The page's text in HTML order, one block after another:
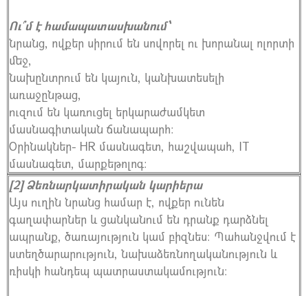
Ու՞մ է համապատասխանում՝
նրանց, ովքեր սիրում են սովորել ու խորանալ ոլորտի
մեջ,
նախընտրում են կայուն, կանխատեսելի
առաջընթաց,
ուզում են կառուցել երկարաժամկետ
մասնագիտական ճանապարհ։
Օրինակներ- HR մասնագետ, հաշվապահ, IT
մասնագետ, մարքեթոլոգ։
[2] Ձեռնարկատիրական կարիերա
Այս ուղին նրանց համար է, ովքեր ունեն
գաղափարներ և ցանկանում են դրանք դարձնել
ապրանք, ծառայություն կամ բիզնես։ Պահանջվում է
ստեղծարարություն, նախաձեռնողականություն և
ռիսկի հանդեպ պատրաստակամություն։